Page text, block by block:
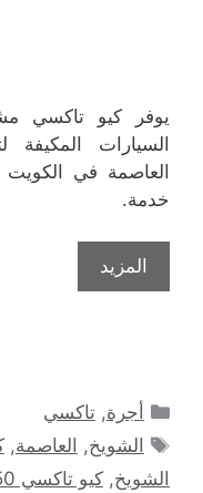
يوفر كيو تاكسي
السيارات
العاصمة في
خدمة.
المزيد
التصنيفات
أجرة,تاكسي
الوسوم
الشويخ, العاصمة,
الشويخ, كيو تاكسي 60700250 في العاصمة